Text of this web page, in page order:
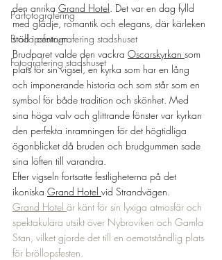
Parfotografering
Bröllopsfotografering stadshuset
Fotografering stadshuset
den anrika Grand Hotel. Det var en dag fylld
med glädje, romantik och elegans, där kärleken
stod i centrum.
Brudparet valde den vackra Oscarskyrkan som
plats för sin vigsel, en kyrka som har en lång
och imponerande historia och som står som en
symbol för både tradition och skönhet. Med
sina höga valv och glittrande fönster var kyrkan
den perfekta inramningen för det högtidliga
ögonblicket då bruden och brudgummen sade
sina löften till varandra.
Efter vigseln fortsatte festligheterna på det
ikoniska Grand Hotel vid Strandvägen.
Grand Hotel är känt för sin lyxiga atmosfär och
spektakulära utsikt över Nybroviken och Gamla
Stan, vilket gjorde det till en oemotståndlig plats
för bröllopsfesten.